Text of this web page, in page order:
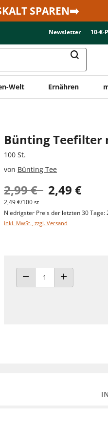
SPAREN➡️
Newsletter 10-€-
Welt Ernähren
Bünting Teefilter
100 St.
von Bünting Tee
2,99 € 2,49 €
2,49 €/100 st
Niedrigster Preis der letzten 30 Tage:
inkl. MwSt., zzgl. Versand
ANZAHL VERRINGERNANZAHL ERHÖHEN